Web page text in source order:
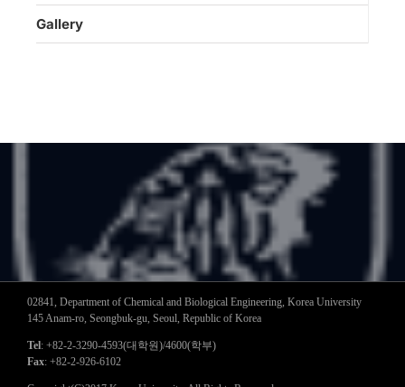
Gallery
02841, Department of Chemical and Biological Engineering, Korea University
145 Anam-ro, Seongbuk-gu, Seoul, Republic of Korea
Tel: +82-2-3290-4593(대학원)/4600(학부)
Fax: +82-2-926-6102